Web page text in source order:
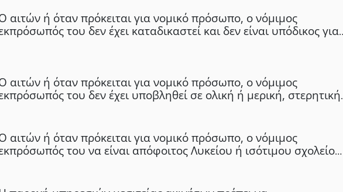
αιτών ή όταν πρόκειται για νομικό πρόσωπο, ο νόμιμος
του δεν έχει καταδικαστεί και δεν είναι υπόδικος για
χρεοκοπίας, καταδολίευσης δανειστών, τοκογλυφίας,
ακάλυπτης επιταγής ή για κάποιο από τα εγκλήματα περί
αιτών ή όταν πρόκειται για νομικό πρόσωπο, ο νόμιμος
του δεν έχει υποβληθεί σε ολική ή μερική, στερητική
αιτών ή όταν πρόκειται για νομικό πρόσωπο, ο νόμιμος
του να είναι απόφοιτος Λυκείου ή ισότιμου σχολείου